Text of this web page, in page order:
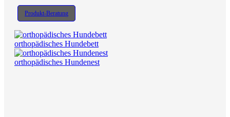
Produkt-Beratung
orthopädisches Hundebett
orthopädisches Hundenest